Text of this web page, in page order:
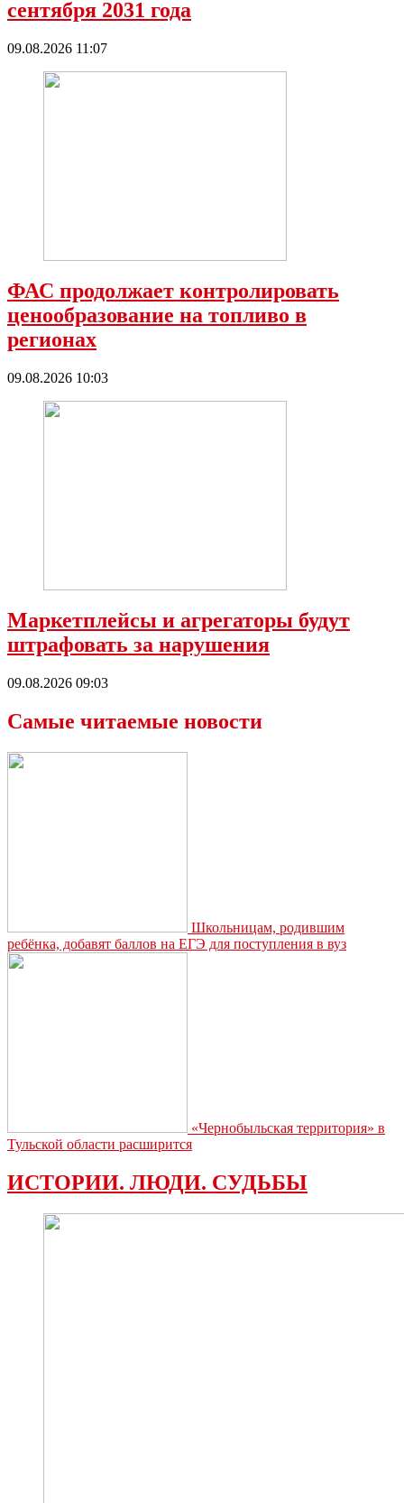
сентября 2031 года
09.08.2026 11:07
ФАС продолжает контролировать
ценообразование на топливо в
регионах
09.08.2026 10:03
Маркетплейсы и агрегаторы будут
штрафовать за нарушения
09.08.2026 09:03
Самые читаемые новости
Школьницам, родившим
ребёнка, добавят баллов на ЕГЭ для поступления в вуз
«Чернобыльская территория» в
Тульской области расширится
ИСТОРИИ. ЛЮДИ. СУДЬБЫ